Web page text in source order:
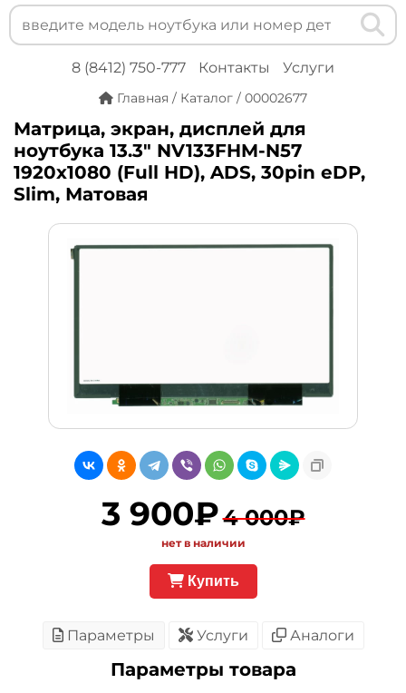
8 (8412) 750-777 Контакты Услуги
Главная / Каталог / 00002677
Матрица, экран, дисплей для
ноутбука 13.3" NV133FHM-N57
1920x1080 (Full HD), ADS, 30pin eDP,
Slim, Матовая
3 900₽4 000₽
нет в наличии
Купить
Параметры Услуги Аналоги
Параметры товара